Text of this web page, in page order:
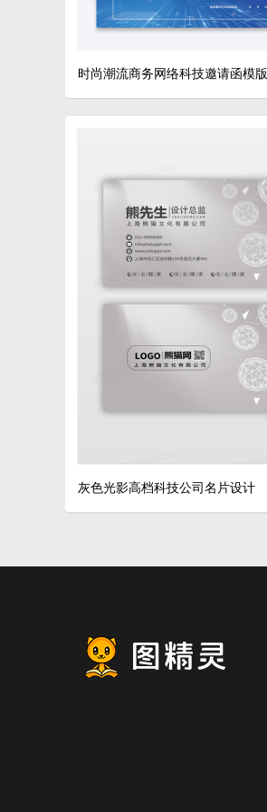
时尚潮流商务网络科技邀请函模版
灰色光影高档科技公司名片设计